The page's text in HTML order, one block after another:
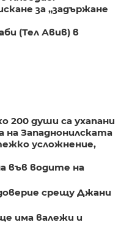
за „задържане
(Тел Авив) в
200 души са ухапани
на Западнонилската
усложнение,
във водите на
срещу Джани
има валежи и